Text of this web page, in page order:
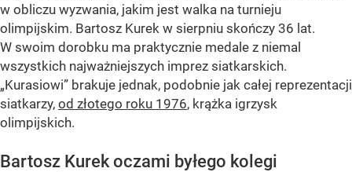
w obliczu wyzwania, jakim jest walka na turnieju
olimpijskim. Bartosz Kurek w sierpniu skończy 36 lat.
W swoim dorobku ma praktycznie medale z niemal
wszystkich najważniejszych imprez siatkarskich.
„Kurasiowi” brakuje jednak, podobnie jak całej reprezentacji
siatkarzy, od złotego roku 1976, krążka igrzysk
olimpijskich.
Bartosz Kurek oczami byłego kolegi